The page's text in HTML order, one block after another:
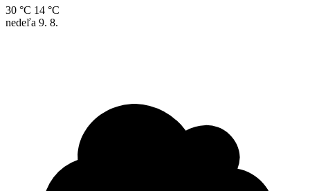
30 °C 14 °C
nedeľa 9. 8.